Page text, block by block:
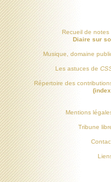
Recueil de notes
Diaire sur
Musique, domaine
Les astuces de
Répertoire des
Mentions
Tribune